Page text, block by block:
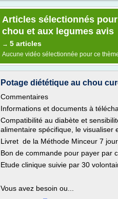
Articles sélectionnés
chou et aux legumes avis
→ 5 articles
Aucune vidéo sélectionnée pour ce
Potage diététique au chou
Commentaires
Informations et documents à
Compatibilité au diabète et
alimentaire spécifique, le visualiser
Livret de la Méthode Minceur 7
Bon de commande pour payer par
Etude clinique suivie par 30
Vous avez besoin ou...